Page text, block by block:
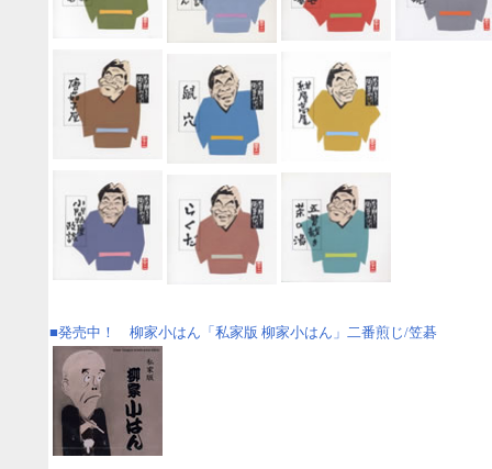
■発売中！ 柳家小はん「私家版 柳家小はん」二番煎じ/笠碁